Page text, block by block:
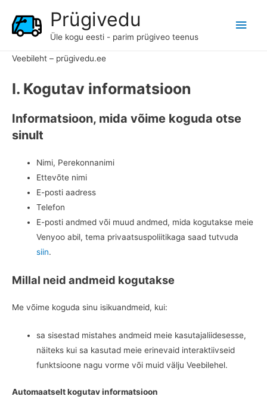
Prügivedu
Üle kogu eesti - parim prügiveo teenus
Main
Veebileht – prügivedu.ee
I. Kogutav informatsioon
Informatsioon, mida võime koguda otse
sinult
Nimi, Perekonnanimi
Ettevõte nimi
E-posti aadress
Telefon
E-posti andmed või muud andmed, mida kogutakse meie
Venyoo abil, tema privaatsuspoliitikaga saad tutvuda
siin.
Millal neid andmeid kogutakse
Me võime koguda sinu isikuandmeid, kui:
sa sisestad mistahes andmeid meie kasutajaliidesesse,
näiteks kui sa kasutad meie erinevaid interaktiivseid
funktsioone nagu vorme või muid välju Veebilehel.
Automaatselt kogutav informatsioon